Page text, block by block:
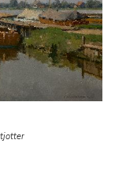
tjotter